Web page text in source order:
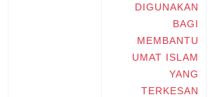
DIGUNAKAN
BAGI
MEMBANTU
UMAT ISLAM
YANG
TERKESAN